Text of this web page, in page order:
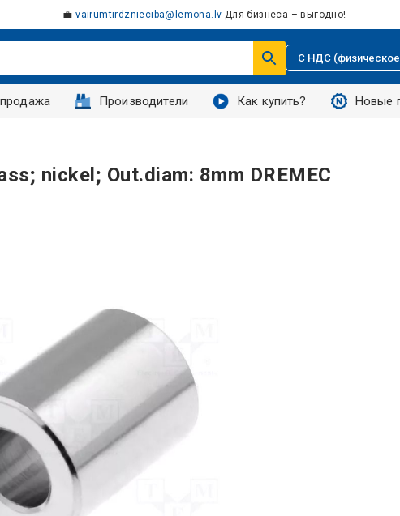
💼vairumtirdznieciba@lemona.lv Для бизнеса – выгодно!
С НДС
Производители Как купить? Новые
nickel; Out.diam: 8mm DREMEC